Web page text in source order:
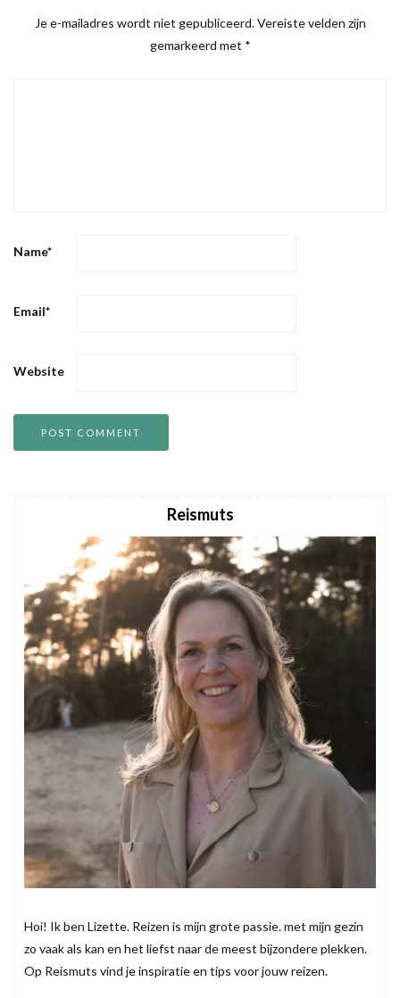
Je e-mailadres wordt niet gepubliceerd. Vereiste velden zijn
gemarkeerd met *
Name*
Email*
Website
Reismuts
Hoi! Ik ben Lizette. Reizen is mijn grote passie. met mijn gezin
zo vaak als kan en het liefst naar de meest bijzondere plekken.
Op Reismuts vind je inspiratie en tips voor jouw reizen.